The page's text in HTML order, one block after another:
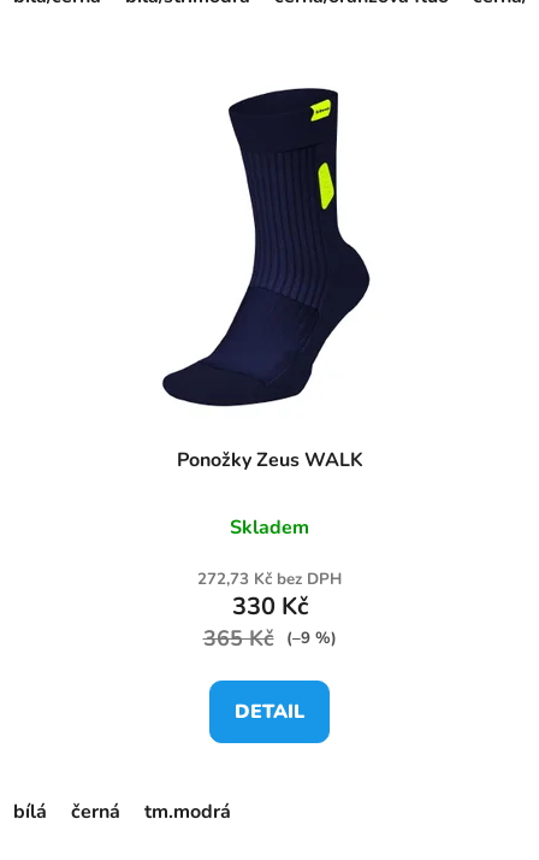
Ponožky Zeus WALK
Skladem
272,73 Kč bez DPH
330 Kč
365 Kč (–9 %)
DETAIL
bílá černá tm.modrá